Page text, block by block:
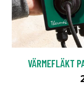
VÄRMEFLÄKT